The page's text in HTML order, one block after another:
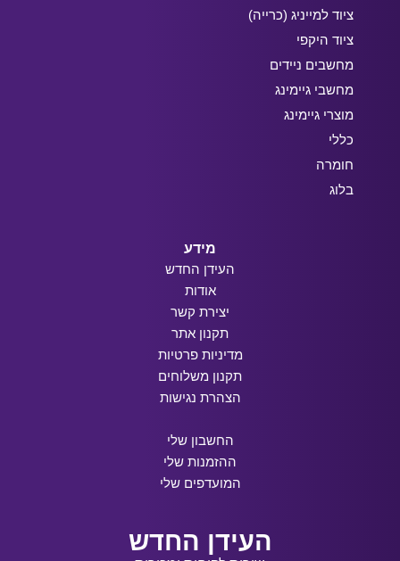
ציוד למייניג (כרייה)
ציוד היקפי
מחשבים ניידים
מחשבי גיימינג
מוצרי גיימינג
כללי
חומרה
בלוג
מידע
העידן החדש
אודות
יצירת קשר
תקנון אתר
מדיניות פרטיות
תקנון משלוחים
הצהרת נגישות
החשבון שלי
ההזמנות שלי
המועדפים שלי
העידן החדש